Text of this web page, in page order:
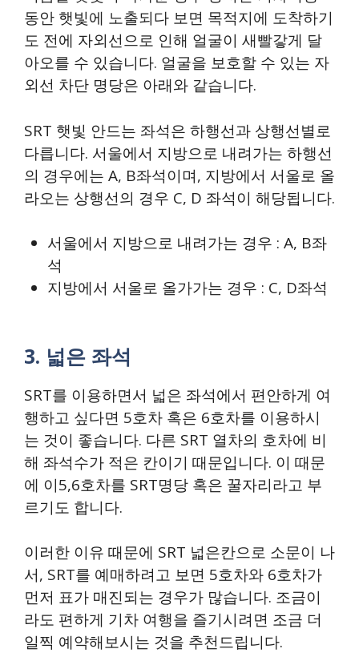
동안 햇빛에 노출되다 보면 목적지에 도착하기
도 전에 자외선으로 인해 얼굴이 새빨갛게 달
아오를 수 있습니다. 얼굴을 보호할 수 있는 자
외선 차단 명당은 아래와 같습니다.
SRT 햇빛 안드는 좌석은 하행선과 상행선별로
다릅니다. 서울에서 지방으로 내려가는 하행선
의 경우에는 A, B좌석이며, 지방에서 서울로 올
라오는 상행선의 경우 C, D 좌석이 해당됩니다.
서울에서 지방으로 내려가는 경우 : A, B좌
석
지방에서 서울로 올가가는 경우 : C, D좌석
3. 넓은 좌석
SRT를 이용하면서 넓은 좌석에서 편안하게 여
행하고 싶다면 5호차 혹은 6호차를 이용하시
는 것이 좋습니다. 다른 SRT 열차의 호차에 비
해 좌석수가 적은 칸이기 때문입니다. 이 때문
에 이5,6호차를 SRT명당 혹은 꿀자리라고 부
르기도 합니다.
이러한 이유 때문에 SRT 넓은칸으로 소문이 나
서, SRT를 예매하려고 보면 5호차와 6호차가
먼저 표가 매진되는 경우가 많습니다. 조금이
라도 편하게 기차 여행을 즐기시려면 조금 더
일찍 예약해보시는 것을 추천드립니다.